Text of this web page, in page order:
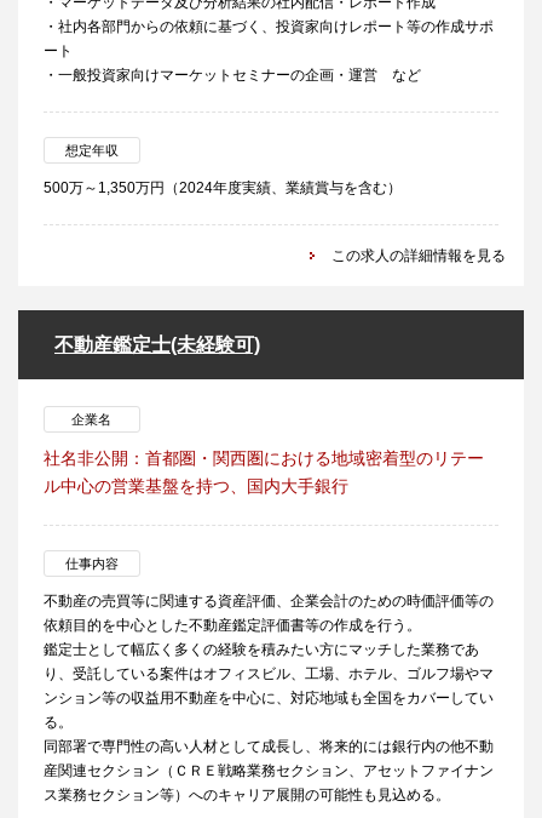
・社内各部門からの依頼に基づく、投資家向けレポート等の作成サポ
ート
・一般投資家向けマーケットセミナーの企画・運営 など
想定年収
500万～1,350万円（2024年度実績、業績賞与を含む）
この求人の詳細情報を見る
不動産鑑定士(未経験可)
企業名
社名非公開：首都圏・関西圏における地域密着型のリテー
ル中心の営業基盤を持つ、国内大手銀行
仕事内容
不動産の売買等に関連する資産評価、企業会計のための時価評価等の
依頼目的を中心とした不動産鑑定評価書等の作成を行う。
鑑定士として幅広く多くの経験を積みたい方にマッチした業務であ
り、受託している案件はオフィスビル、工場、ホテル、ゴルフ場やマ
ンション等の収益用不動産を中心に、対応地域も全国をカバーしてい
る。
同部署で専門性の高い人材として成長し、将来的には銀行内の他不動
産関連セクション（ＣＲＥ戦略業務セクション、アセットファイナン
ス業務セクション等）へのキャリア展開の可能性も見込める。